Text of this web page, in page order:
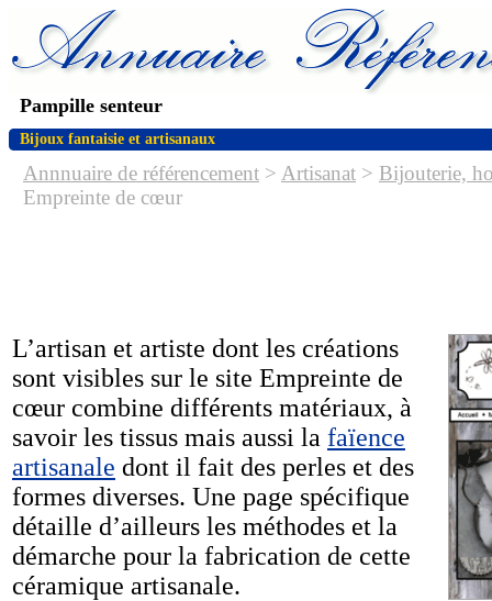
Pampille senteur
Bijoux fantaisie et artisanaux
Annnuaire de référencement > Artisanat > Bijouterie,
Empreinte de cœur
L’artisan et artiste dont les créations
sont visibles sur le site Empreinte de
cœur combine différents matériaux, à
savoir les tissus mais aussi la faïence
artisanale dont il fait des perles et des
formes diverses. Une page spécifique
détaille d’ailleurs les méthodes et la
démarche pour la fabrication de cette
céramique artisanale.